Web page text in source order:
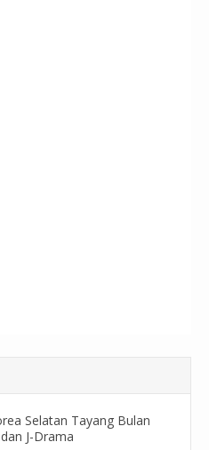
Selatan Tayang Bulan
J-Drama